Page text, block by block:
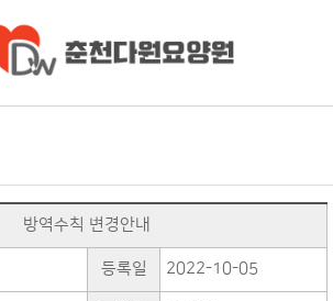
방역수칙 변경안내
등록일 2022-10-05